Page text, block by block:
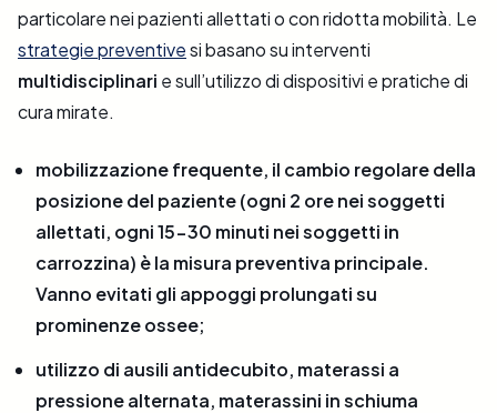
particolare nei pazienti allettati o con ridotta mobilità. Le
strategie preventivesi basano su interventi
multidisciplinari e sull’utilizzo di dispositivi e pratiche di
cura mirate.
mobilizzazione frequente, il cambio regolare della
posizione del paziente (ogni 2 ore nei soggetti
allettati, ogni 15-30 minuti nei soggetti in
carrozzina) è la misura preventiva principale.
Vanno evitati gli appoggi prolungati su
prominenze ossee;
utilizzo di ausili antidecubito, materassi a
pressione alternata, materassini in schiuma